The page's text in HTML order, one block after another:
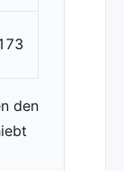
den